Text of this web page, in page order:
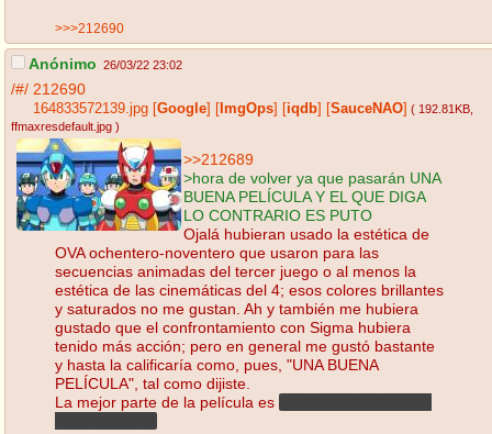
>>>212690
Anónimo 26/03/22 23:02
/#/ 212690
164833572139.jpg Google ImgOps iqdb SauceNAO ( 192.81KB
ffmaxresdefault.jpg )
>>212689
>hora de volver ya que pasarán UNA
BUENA PELÍCULA Y EL QUE DIGA
LO CONTRARIO ES PUTO
Ojalá hubieran usado la estética de
OVA ochentero-noventero que usaron para las
secuencias animadas del tercer juego o al menos la
estética de las cinemáticas del 4; esos colores brillantes
y saturados no me gustan. Ah y también me hubiera
gustado que el confrontamiento con Sigma hubiera
tenido más acción; pero en general me gustó bastante
y hasta la calificaría como, pues, "UNA BUENA
PELÍCULA", tal como dijiste.
La mejor parte de la película es